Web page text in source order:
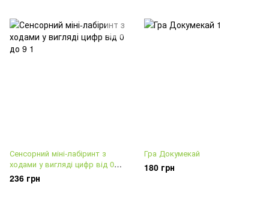
Сенсорний міні-лабіринт з
ходами у вигляді цифр від 0
до 9
236 грн
Гра Докумекай
180 грн